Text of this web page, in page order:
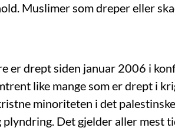
Muslimer som dreper eller
er drept siden januar 2006 i
like mange som er drept i
minoriteten i det
Det gjelder aller mest